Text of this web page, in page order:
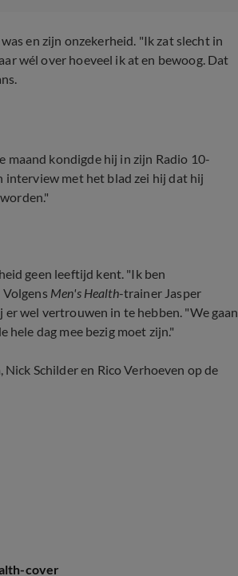
en zijn onzekerheid. "Ik zat slecht in
wél over hoeveel ik at en bewoog. Dat
maand kondigde hij in zijn Radio 10-
interview met het blad zei hij dat hij
10)
geen leeftijd kent. "Ik ben
Men's Health-trainer Jasper
wel vertrouwen in te hebben. "We gaan
dag mee bezig moet zijn."
Schilder en Rico Verhoeven op de
cover